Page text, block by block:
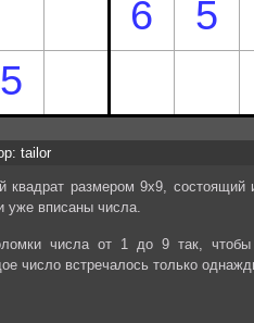
tailor
квадрат размером 9х9,
уже вписаны числа.
числа от 1 до 9 так,
число встречалось только